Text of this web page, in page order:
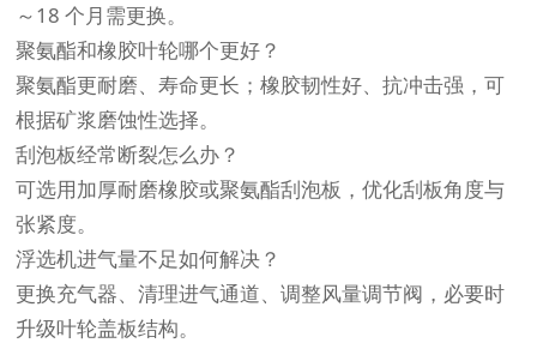
～18 个月需更换。
聚氨酯和橡胶叶轮哪个更好？
聚氨酯更耐磨、寿命更长；橡胶韧性好、抗冲击强，可
根据矿浆磨蚀性选择。
刮泡板经常断裂怎么办？
可选用加厚耐磨橡胶或聚氨酯刮泡板，优化刮板角度与
张紧度。
浮选机进气量不足如何解决？
更换充气器、清理进气通道、调整风量调节阀，必要时
升级叶轮盖板结构。